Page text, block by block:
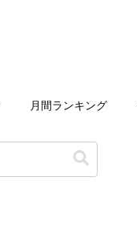
月間ランキング